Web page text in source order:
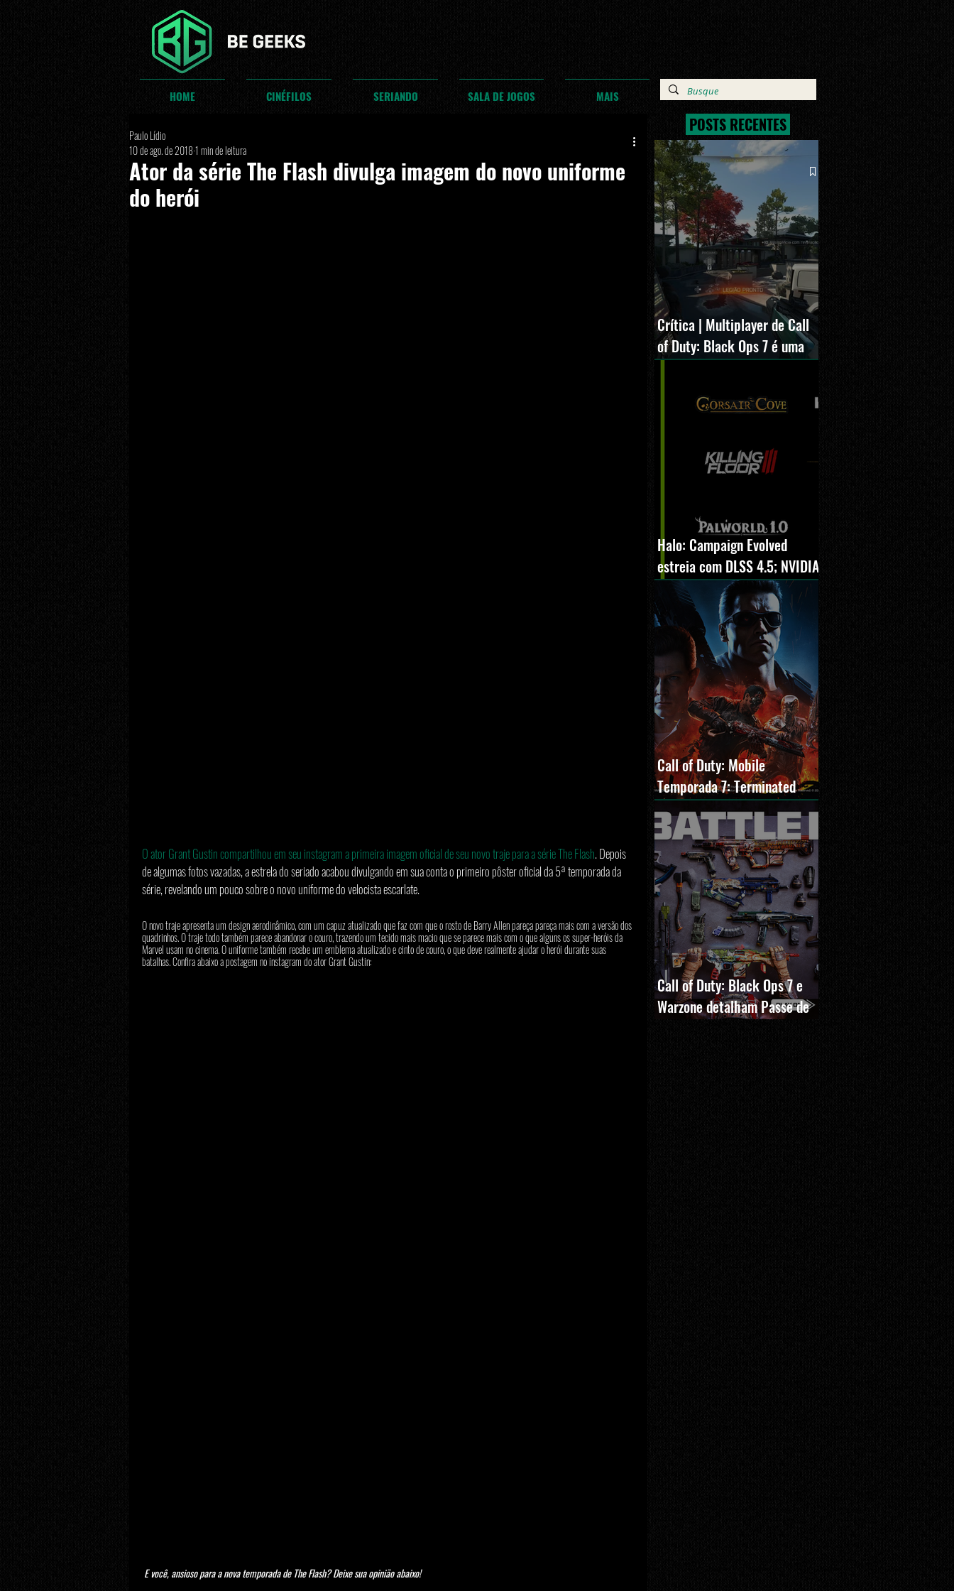
HOME CINÉFILOS SERIANDO SALA DE JOGOS MAIS
Ator da série The Flash divulga imagem do novo uniforme
do herói
Paulo Lídio
10 de ago. de 20181 min de leitura
O ator Grant Gustin compartilhou em seu instagram a primeira imagem oficial de seu novo traje para a série The Flash. Depois
de algumas fotos vazadas, a estrela do seriado acabou divulgando em sua conta o primeiro pôster oficial da 5ª temporada da
série, revelando um pouco sobre o novo uniforme do velocista escarlate.
O novo traje apresenta um design aerodinâmico, com um capuz atualizado que faz com que o rosto de Barry Allen pareça pareça mais com a versão dos
quadrinhos. O traje todo também parece abandonar o couro, trazendo um tecido mais macio que se parece mais com o que alguns os super-heróis da
Marvel usam no cinema. O uniforme também recebe um emblema atualizado e cinto de couro, o que deve realmente ajudar o herói durante suas
batalhas. Confira abaixo a postagem no instagram do ator Grant Gustin:
E você, ansioso para a nova temporada de The Flash? Deixe sua opinião abaixo!
POSTS RECENTES
Crítica | Multiplayer de Call
of Duty: Black Ops 7 é uma
experiência positiva,
Halo: Campaign Evolved
estreia com DLSS 4.5; NVIDIA
lança novo GeForce Game
Ready Driver para grandes
lançamentos
Call of Duty: Mobile
Temporada 7: Terminated
estreia com O Exterminador
do Futuro 2, novos modos e
Cronen Squall
Call of Duty: Black Ops 7 e
Warzone detalham Passe de
Batalha, BlackCell e novas